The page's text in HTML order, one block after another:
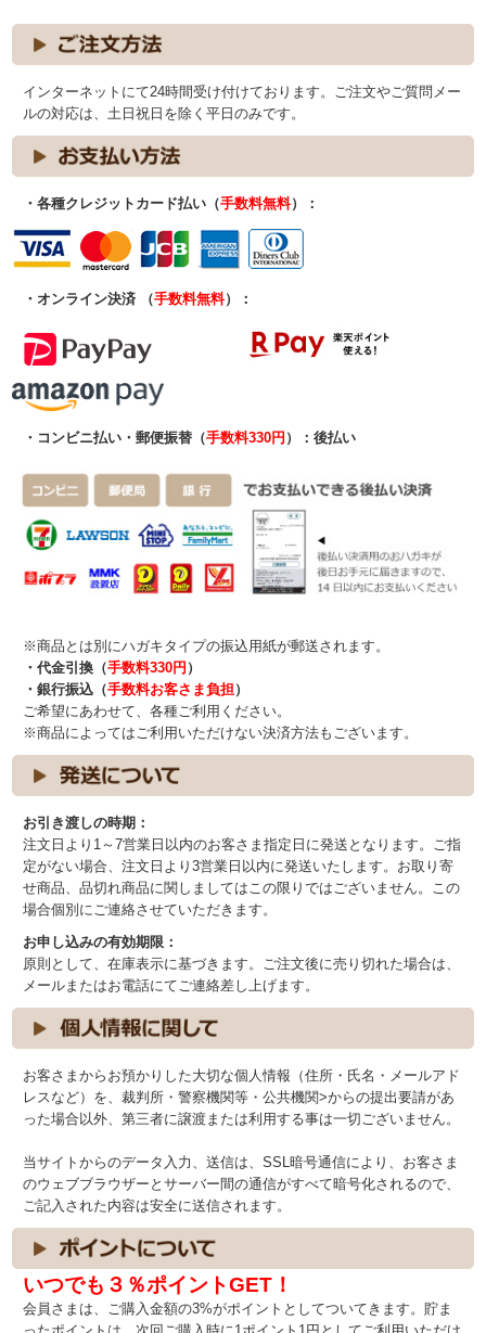
インターネットにて24時間受け付けております。ご注文やご質問メー
ルの対応は、土日祝日を除く平日のみです。
・各種クレジットカード払い（手数料無料）：
・オンライン決済 （手数料無料）：
・コンビニ払い・郵便振替（手数料330円 ）：後払い
※商品とは別にハガキタイプの振込用紙が郵送されます。
・代金引換（手数料330円 ）
・銀行振込（手数料お客さま負担 ）
ご希望にあわせて、各種ご利用ください。
※商品によってはご利用いただけない決済方法もございます。
お引き渡しの時期：
注文日より1～7営業日以内のお客さま指定日に発送となります。ご指
定がない場合、注文日より3営業日以内に発送いたします。お取り寄
せ商品、品切れ商品に関しましてはこの限りではございません。この
場合個別にご連絡させていただきます。
お申し込みの有効期限：
原則として、在庫表示に基づきます。ご注文後に売り切れた場合は、
メールまたはお電話にてご連絡差し上げます。
お客さまからお預かりした大切な個人情報（住所・氏名・メールアド
レスなど）を、裁判所・警察機関等・公共機関>からの提出要請があ
った場合以外、第三者に譲渡または利用する事は一切ございません。
当サイトからのデータ入力、送信は、SSL暗号通信により、お客さま
のウェブブラウザーとサーバー間の通信がすべて暗号化されるので、
ご記入された内容は安全に送信されます。
いつでも３％ポイントGET！
会員さまは、ご購入金額の3%がポイントとしてついてきます。貯ま